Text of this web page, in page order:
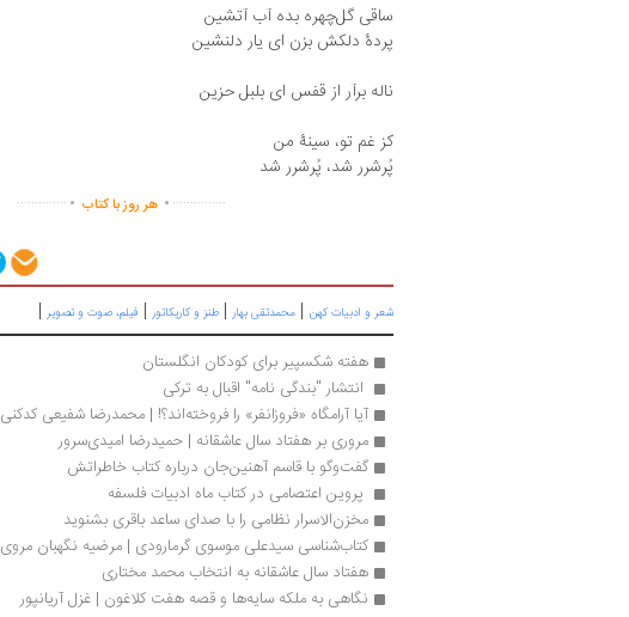
ساقی گل‌چهره بده آب آتشین
پردهٔ دلکش بزن ای یار دلنشین
ناله برآر از قفس ای بلبل حزین
کز غم تو، سینهٔ من
پُرشرر شد، پُرشرر شد
...............
. هر روز با کتاب .
..............
شعر و ادبیات کهن | محمدتقی بهار | طنز و کاریکاتور | فیلم، صوت و تصویر |
هفته شکسپیر برای کودکان انگلستان
انتشار "بندگی نامه" اقبال به ترکی
آیا آرامگاه «فروزانفر» را فروخته‌اند؟! | محمدرضا شفیعی کدکنی
مروری بر هفتاد سال عاشقانه | حمیدرضا امیدی‌سرور
گفت‌وگو با قاسم آهنین‌جان درباره کتاب خاطراتش
پروین اعتصامی در کتاب ماه ادبیات فلسفه
مخزن‌الاسرار نظامی را با صدای ساعد باقری بشنوید
کتاب‌شناسی سیدعلی موسوی گرمارودی | مرضیه نگهبان مروی
هفتاد سال عاشقانه به انتخاب محمد مختاری
نگاهی به ملکه سایه‌ها و قصه هفت کلاغون | غزل آریانپور